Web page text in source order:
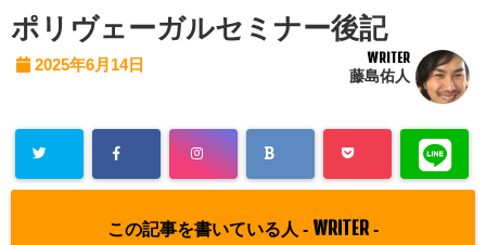
ポリヴェーガルセミナー後記
2025年6月14日 WRITER
藤島佑人
この記事を書いている人 - WRITER -